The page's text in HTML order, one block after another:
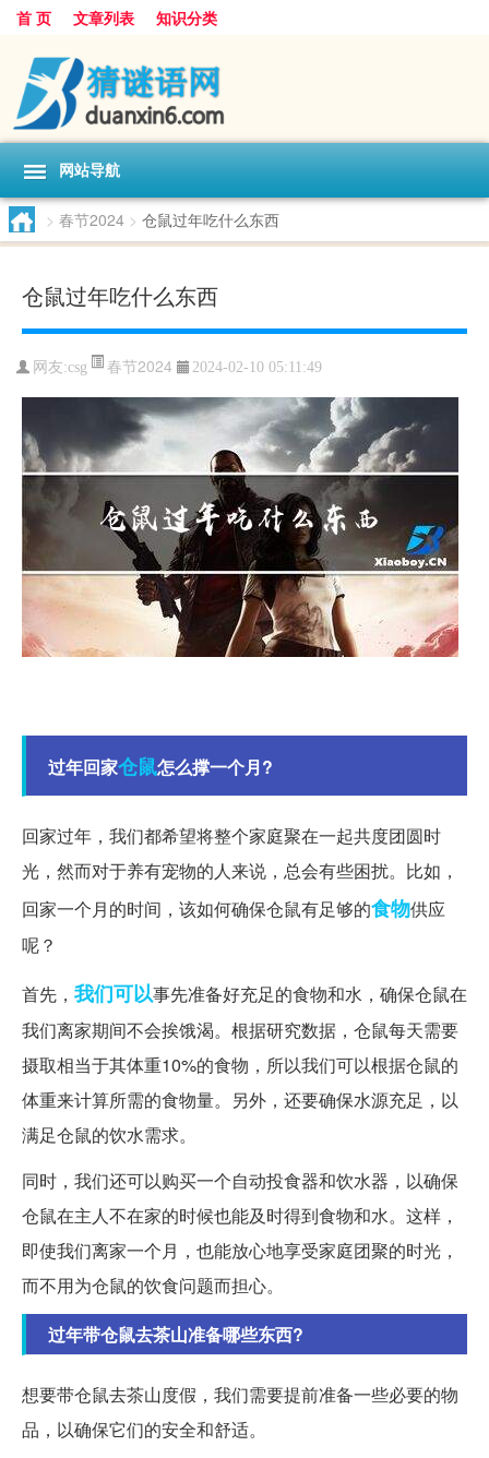
首 页 文章列表 知识分类
网站导航
> 春节2024 > 仓鼠过年吃什么东西
仓鼠过年吃什么东西
网友:csg 春节2024 2024-02-10 05:11:49
过年回家仓鼠怎么撑一个月?
回家过年，我们都希望将整个家庭聚在一起共度团圆时
光，然而对于养有宠物的人来说，总会有些困扰。比如，
回家一个月的时间，该如何确保仓鼠有足够的食物供应
呢？
首先， 我们可以事先准备好充足的食物和水，确保仓鼠在
我们离家期间不会挨饿渴。根据研究数据，仓鼠每天需要
摄取相当于其体重10%的食物，所以我们可以根据仓鼠的
体重来计算所需的食物量。另外，还要确保水源充足，以
满足仓鼠的饮水需求。
同时，我们还可以购买一个自动投食器和饮水器，以确保
仓鼠在主人不在家的时候也能及时得到食物和水。这样，
即使我们离家一个月，也能放心地享受家庭团聚的时光，
而不用为仓鼠的饮食问题而担心。
过年带仓鼠去茶山准备哪些东西?
想要带仓鼠去茶山度假，我们需要提前准备一些必要的物
品，以确保它们的安全和舒适。